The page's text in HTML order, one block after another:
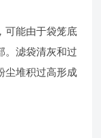
可能由于袋笼底
。滤袋清灰和过
尘堆积过高形成